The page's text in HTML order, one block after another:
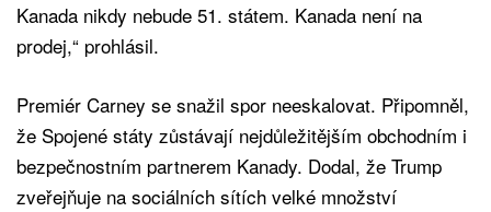
Kanada nikdy nebude 51. státem. Kanada není na
prodej,“ prohlásil.
Premiér Carney se snažil spor neeskalovat. Připomněl,
že Spojené státy zůstávají nejdůležitějším obchodním i
bezpečnostním partnerem Kanady. Dodal, že Trump
zveřejňuje na sociálních sítích velké množství